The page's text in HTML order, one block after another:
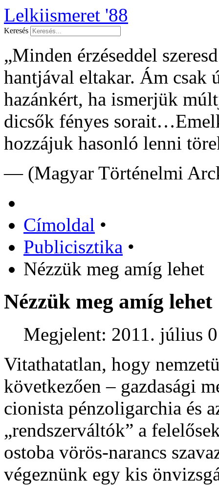
Lelkiismeret '88
Keresés
„Minden érzéseddel
hantjával eltakar. Ám csak
hazánkért, ha ismerjük
dicsők fényes
hozzájuk hasonló lenni
— (Magyar Történelmi
Címoldal •
Publicisztika •
Nézzük meg amíg lehet
Nézzük meg amíg lehet
Megjelent: 2011. július
Vitathatatlan, hogy
következően – gazdasági
cionista pénzoligarchia és
„rendszerváltók” a
ostoba vörös-narancs
végeznünk egy kis